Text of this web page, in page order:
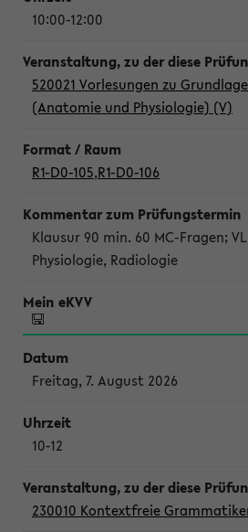
10:00-12:00
520021 Vorlesungen zu
(Anatomie und Physiologie) (V)
R1-D0-105,R1-D0-106
Klausur 90 min. 60 MC-Fragen;
Physiologie, Radiologie
Freitag, 7. August 2026
10-12
230010 Kontextfreie